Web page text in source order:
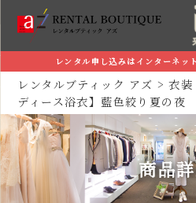
レンタル申し込みはインターネッ
レンタルブティック アズ >衣装
ディース浴衣】藍色絞り夏の夜
商品